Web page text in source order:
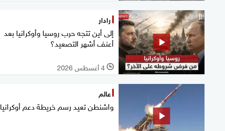
رادار
إلى أين تتجه حرب روسيا وأوكرانيا بعد
أعنف أشهر التصعيد؟
l 4 أغسطس 2026
عالم
واشنطن تعيد رسم خريطة دعم أوكرانيا